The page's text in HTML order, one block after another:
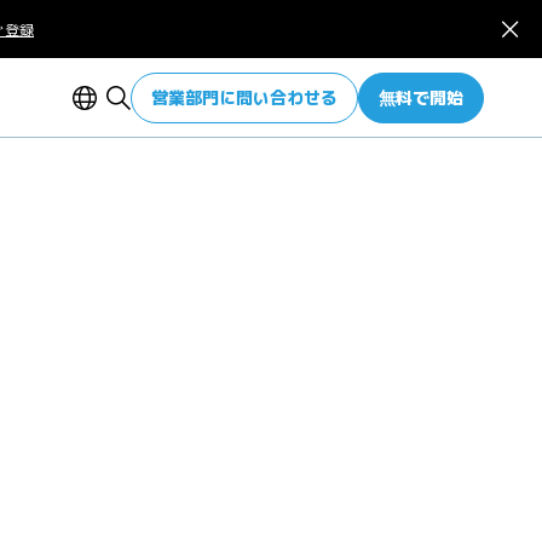
登録
営業部門に問い合わせる 無料で開始